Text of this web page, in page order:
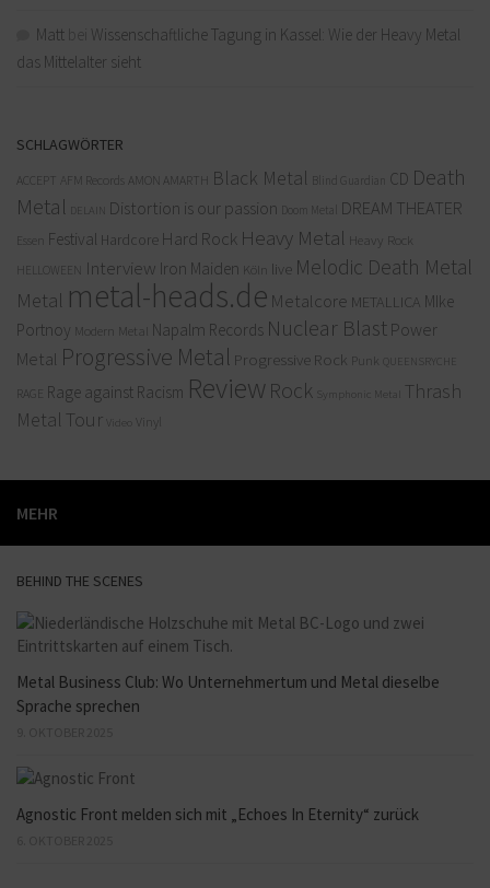
Matt
Wissenschaftliche Tagung in Kassel: Wie der Heavy Metal
das Mittelalter sieht
SCHLAGWÖRTER
ACCEPT AFM Records AMON AMARTH Black Metal Blind Guardian CD Death
Metal
DELAIN Distortion is our passion Doom Metal DREAM THEATER
Essen Festival Hardcore Hard Rock Heavy Metal Heavy Rock
HELLOWEEN Interview Iron Maiden Köln live Melodic Death Metal
Metal metal-heads.de Metalcore METALLICA MIke
Portnoy Modern Metal Napalm Records Nuclear Blast Power
Metal Progressive Metal Progressive Rock Punk QUEENSRYCHE
RAGE Rage against Racism Review Rock Symphonic Metal
Thrash
Metal Tour Video Vinyl
MEHR
BEHIND THE SCENES
Metal Business Club: Wo Unternehmertum und Metal dieselbe
Sprache sprechen
Agnostic Front melden sich mit „Echoes In Eternity“ zurück